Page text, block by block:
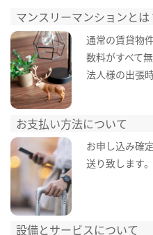
マンスリーマンションとは
通常の賃貸物
数料がすべて
法人様の出張
お支払い方法について
お申し込み確
送り致します。
設備とサービスについて